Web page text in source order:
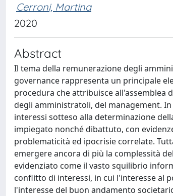
Cerroni, Martina
2020
Abstract
Il tema della remunerazione degli
governance rappresenta un principale
procedura che attribuisce all'assemblea
degli amministratoli, del management.
interessi sotteso alla determinazione
impiegato nonché dibattuto, con
problematicità ed ipocrisie correlate.
emergere ancora di più la complessità
evidenziato come il vasto squilibrio
conflitto di interessi, in cui l'interesse al
l'interesse del buon andamento